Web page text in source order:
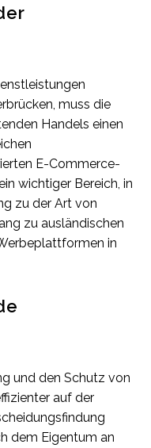
muss die
Handels einen
E-Commerce-
wichtiger Bereich, in
zu der Art von
zu ausländischen
in
und den Schutz von
auf der
dem Eigentum an